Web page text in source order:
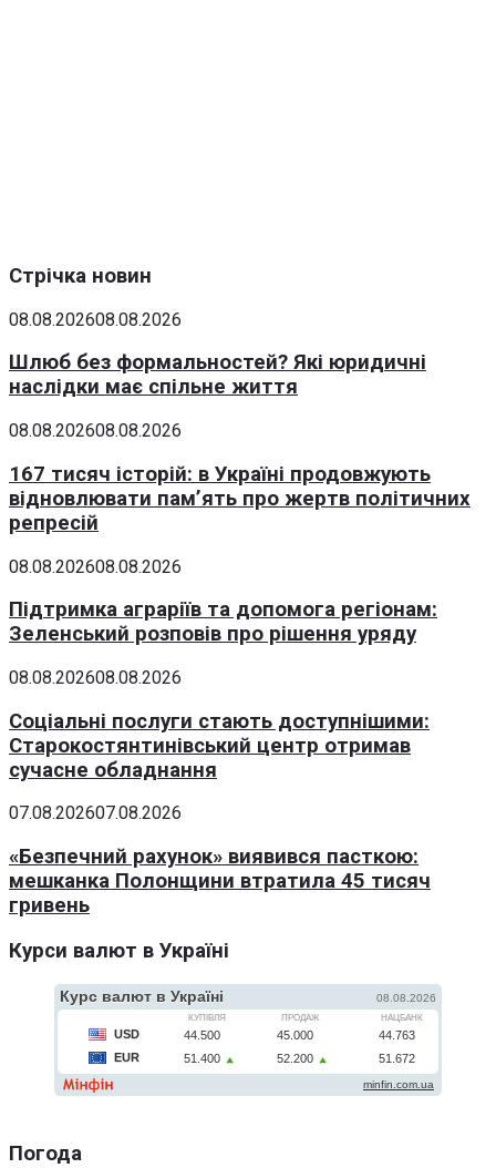
Стрічка новин
08.08.202608.08.2026
Шлюб без формальностей? Які юридичні
наслідки має спільне життя
08.08.202608.08.2026
167 тисяч історій: в Україні продовжують
відновлювати пам’ять про жертв політичних
репресій
08.08.202608.08.2026
Підтримка аграріїв та допомога регіонам:
Зеленський розповів про рішення уряду
08.08.202608.08.2026
Соціальні послуги стають доступнішими:
Старокостянтинівський центр отримав
сучасне обладнання
07.08.202607.08.2026
«Безпечний рахунок» виявився пасткою:
мешканка Полонщини втратила 45 тисяч
гривень
Курси валют в Україні
Погода